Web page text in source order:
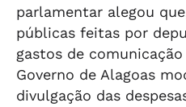
parlamentar alegou
públicas feitas por
gastos de
Governo de Alagoas
divulgação das